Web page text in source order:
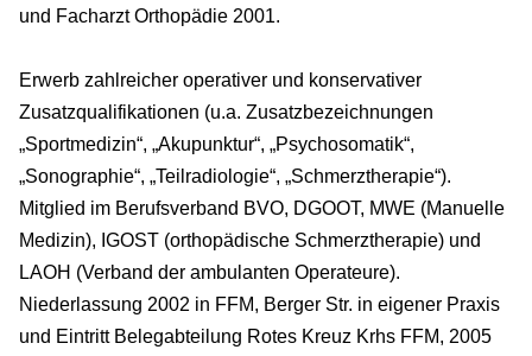
und Facharzt Orthopädie 2001.
Erwerb zahlreicher operativer und konservativer
Zusatzqualifikationen (u.a. Zusatzbezeichnungen
„Sportmedizin“, „Akupunktur“, „Psychosomatik“,
„Sonographie“, „Teilradiologie“, „Schmerztherapie“).
Mitglied im Berufsverband BVO, DGOOT, MWE (Manuelle
Medizin), IGOST (orthopädische Schmerztherapie) und
LAOH (Verband der ambulanten Operateure).
Niederlassung 2002 in FFM, Berger Str. in eigener Praxis
und Eintritt Belegabteilung Rotes Kreuz Krhs FFM, 2005